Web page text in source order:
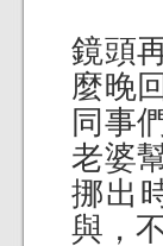
鏡頭
麼晚
同事
老婆
挪出
與，